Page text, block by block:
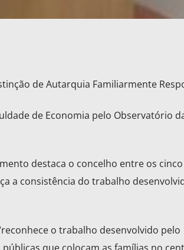
de Autarquia Familiarmente
de Economia pelo Observatório
destaca o concelho entre os cinco
a consistência do trabalho
o trabalho desenvolvido pelo
que colocam as famílias no